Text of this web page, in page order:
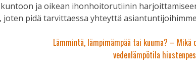
ja oikean ihonhoitorutiinin
joten pidä tarvittaessa yhteyttä
Lämmintä, lämpimämpää tai kuuma? – Mikä
vedenlämpötila